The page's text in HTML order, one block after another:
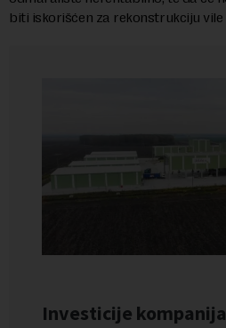
biti iskorišćen za rekonstrukciju vile